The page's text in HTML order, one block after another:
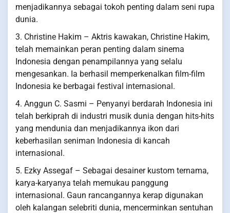
menjadikannya sebagai tokoh penting dalam seni rupa
dunia.
3. Christine Hakim – Aktris kawakan, Christine Hakim,
telah memainkan peran penting dalam sinema
Indonesia dengan penampilannya yang selalu
mengesankan. Ia berhasil memperkenalkan film-film
Indonesia ke berbagai festival internasional.
4. Anggun C. Sasmi – Penyanyi berdarah Indonesia ini
telah berkiprah di industri musik dunia dengan hits-hits
yang mendunia dan menjadikannya ikon dari
keberhasilan seniman Indonesia di kancah
internasional.
5. Ezky Assegaf – Sebagai desainer kustom ternama,
karya-karyanya telah memukau panggung
internasional. Gaun rancangannya kerap digunakan
oleh kalangan selebriti dunia, mencerminkan sentuhan